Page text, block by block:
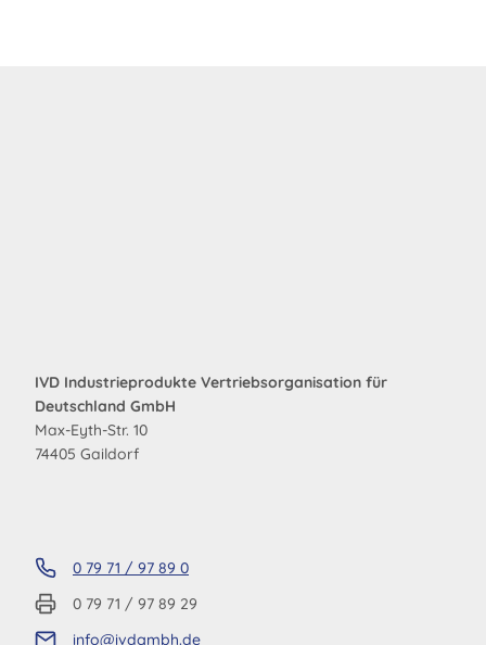
IVD Industrieprodukte Vertriebsorganisation für
Deutschland GmbH
Max-Eyth-Str. 10
74405 Gaildorf
0 79 71 / 97 89 0
0 79 71 / 97 89 29
info@ivdgmbh.de